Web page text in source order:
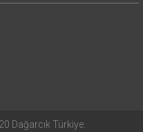
Dağarcık Türkiye.